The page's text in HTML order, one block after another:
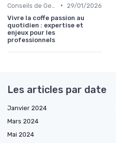
•
29/01/2026
Vivre la coffe passion au
quotidien : expertise et
enjeux pour les
professionnels
Les articles par date
Janvier 2024
Mars 2024
Mai 2024